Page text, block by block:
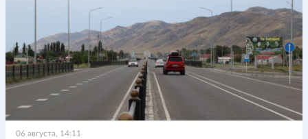
06 августа, 14:11